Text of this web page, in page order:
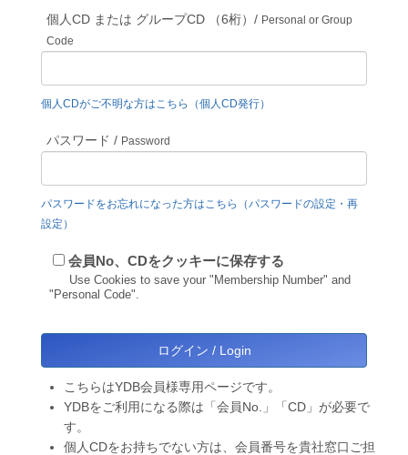
個人CD または グループCD （6桁）/ Personal or Group
Code
個人CDがご不明な方はこちら（個人CD発行）
パスワード / Password
パスワードをお忘れになった方はこちら（パスワードの設定・再
設定）
会員No、CDをクッキーに保存する
Use Cookies to save your "Membership Number" and
"Personal Code".
こちらはYDB会員様専用ページです。
YDBをご利用になる際は「会員No.」「CD」が必要で
す。
個人CDをお持ちでない方は、会員番号を貴社窓口ご担